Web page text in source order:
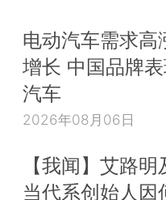
电动汽车需求高
增长 中国品牌
汽车
2026年08月06日
【我闻】艾路
当代系创始人因